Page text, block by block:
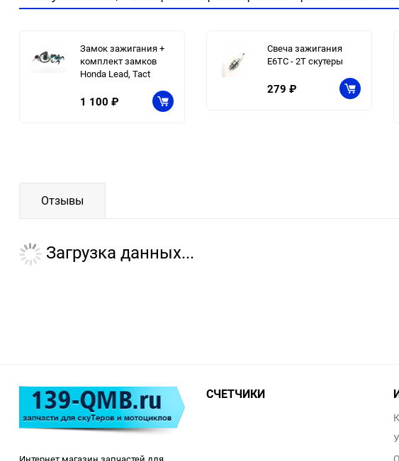
Замок зажигания +
комплект замков
Honda Lead, Tact
1 100 ₽
Свеча зажигания
E6TC - 2Т скутеры
279 ₽
Отзывы
Загрузка данных...
СЧЕТЧИКИ